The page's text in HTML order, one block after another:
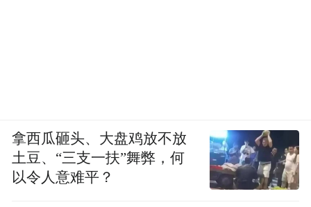
拿西瓜砸头、大盘鸡放不放
土豆、“三支一扶”舞弊，何
以令人意难平？